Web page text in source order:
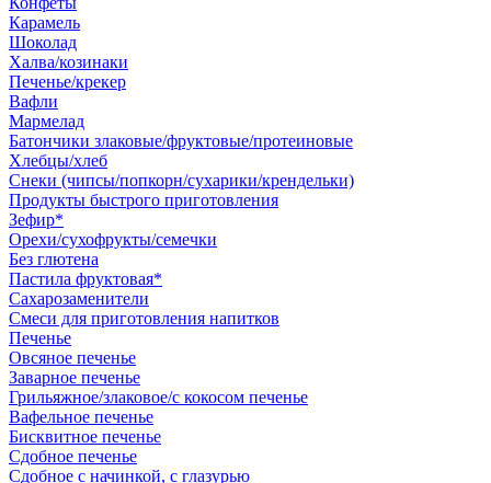
Карамель
Шоколад
Халва/козинаки
Печенье/крекер
Вафли
Мармелад
Батончики злаковые/фруктовые/протеиновые
Хлебцы/хлеб
Снеки (чипсы/попкорн/сухарики/крендельки)
Продукты быстрого приготовления
Зефир*
Орехи/сухофрукты/семечки
Без глютена
Пастила фруктовая*
Сахарозаменители
Смеси для приготовления напитков
Печенье
Овсяное печенье
Заварное печенье
Грильяжное/злаковое/с кокосом печенье
Вафельное печенье
Бисквитное печенье
Сдобное печенье
Сдобное с начинкой, с глазурью